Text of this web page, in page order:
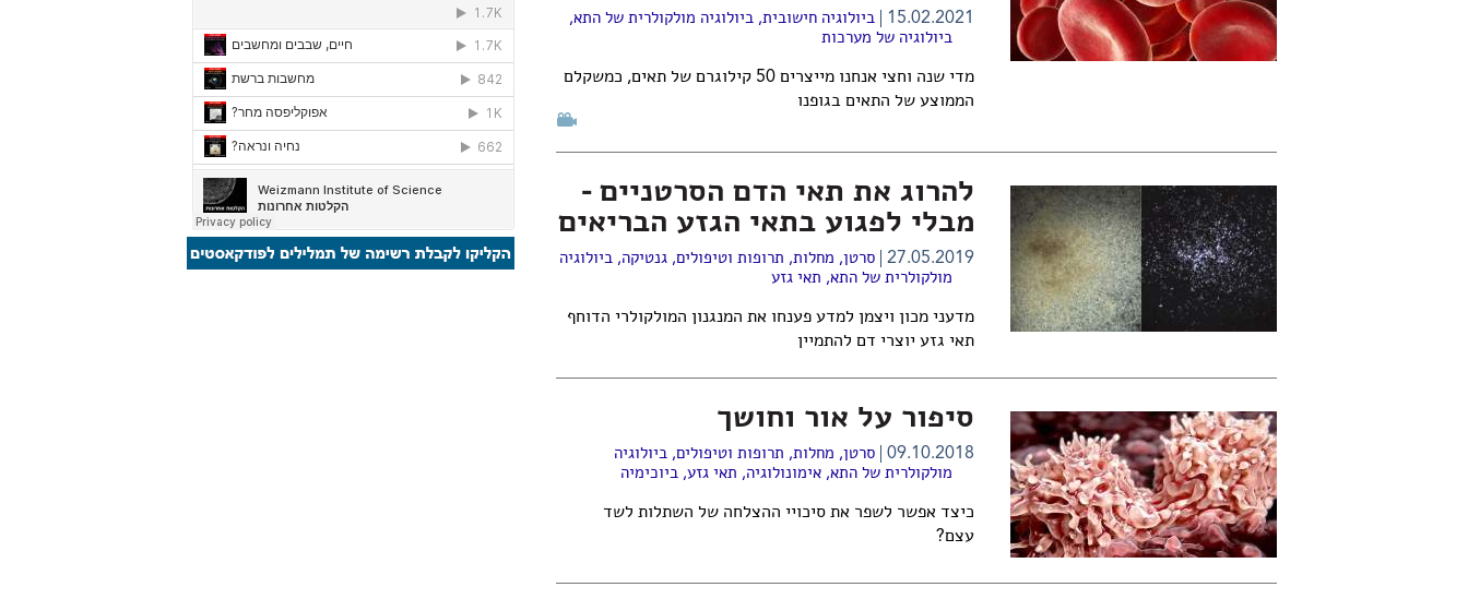
15.02.2021 ביולוגיה חישובית,ביולוגיה מולקולרית של התא,
ביולוגיה של מערכות
מדי שנה וחצי אנחנו מייצרים 50 קילוגרם של תאים, כמשקלם
הממוצע של התאים בגופנו
להרוג את תאי הדם הסרטניים -
מבלי לפגוע בתאי הגזע הבריאים
27.05.2019 סרטן, מחלות, תרופות וטיפולים,גנטיקה,ביולוגיה
מולקולרית של התא, תאי גזע
מדעני מכון ויצמן למדע פענחו את המנגנון המולקולרי הדוחף
תאי גזע יוצרי דם להתמיין
סיפור על אור וחושך
09.10.2018 סרטן, מחלות, תרופות וטיפולים,ביולוגיה
מולקולרית של התא,אימונולוגיה, תאי גזע,ביוכימיה
כיצד אפשר לשפר את סיכויי ההצלחה של השתלות לשד
עצם?